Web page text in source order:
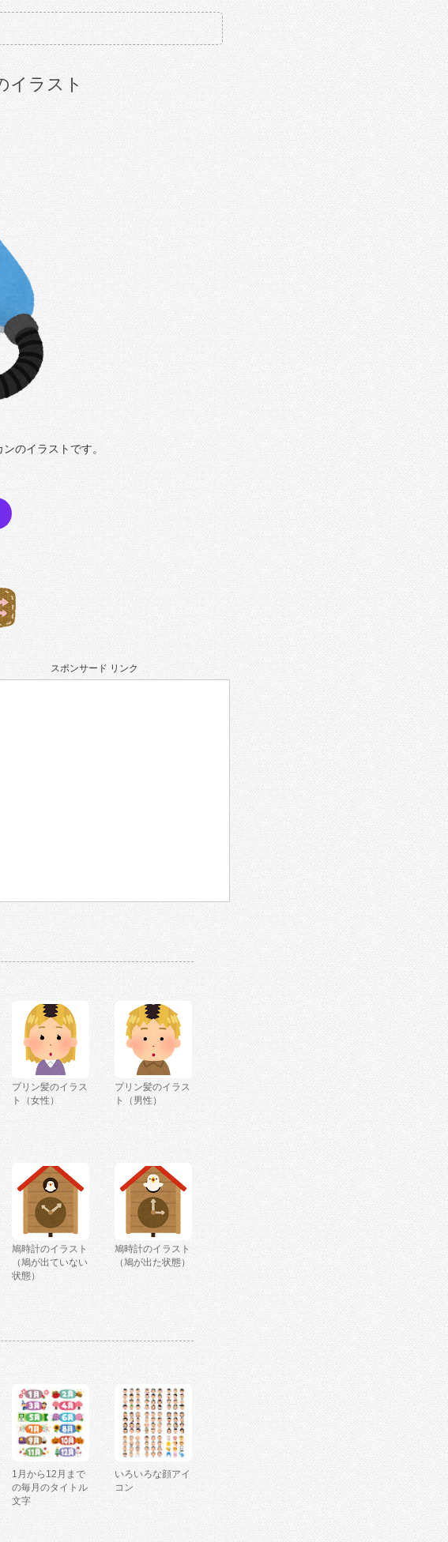
イラスト
のイラストです。
スポンサード リンク
プリン髪のイラス
ト（女性）
プリン髪のイラス
ト（男性）
鳩時計のイラスト
（鳩が出ていない
状態）
鳩時計のイラスト
（鳩が出た状態）
1月から12月まで
の毎月のタイトル
文字
いろいろな顔アイ
コン